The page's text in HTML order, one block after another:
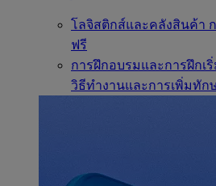
โลจิสติกส์และคลังสินค้า
ฟรี
การฝึกอบรมและการฝึกเ
วิธีทำงานและการเพิ่มทัก